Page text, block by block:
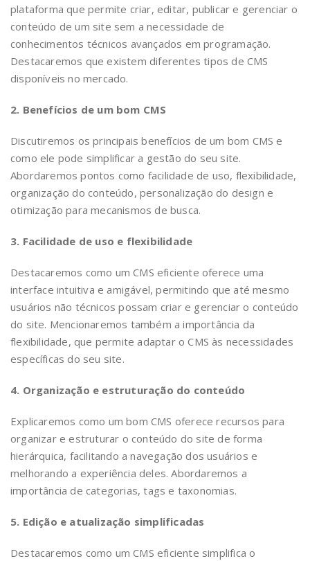
plataforma que permite criar, editar, publicar e gerenciar o
conteúdo de um site sem a necessidade de
conhecimentos técnicos avançados em programação.
Destacaremos que existem diferentes tipos de CMS
disponíveis no mercado.
2. Benefícios de um bom CMS
Discutiremos os principais benefícios de um bom CMS e
como ele pode simplificar a gestão do seu site.
Abordaremos pontos como facilidade de uso, flexibilidade,
organização do conteúdo, personalização do design e
otimização para mecanismos de busca.
3. Facilidade de uso e flexibilidade
Destacaremos como um CMS eficiente oferece uma
interface intuitiva e amigável, permitindo que até mesmo
usuários não técnicos possam criar e gerenciar o conteúdo
do site. Mencionaremos também a importância da
flexibilidade, que permite adaptar o CMS às necessidades
específicas do seu site.
4. Organização e estruturação do conteúdo
Explicaremos como um bom CMS oferece recursos para
organizar e estruturar o conteúdo do site de forma
hierárquica, facilitando a navegação dos usuários e
melhorando a experiência deles. Abordaremos a
importância de categorias, tags e taxonomias.
5. Edição e atualização simplificadas
Destacaremos como um CMS eficiente simplifica o